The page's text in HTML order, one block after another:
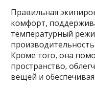
Правильная
комфорт,
температурный
Кроме того, она
пространство,
вещей и